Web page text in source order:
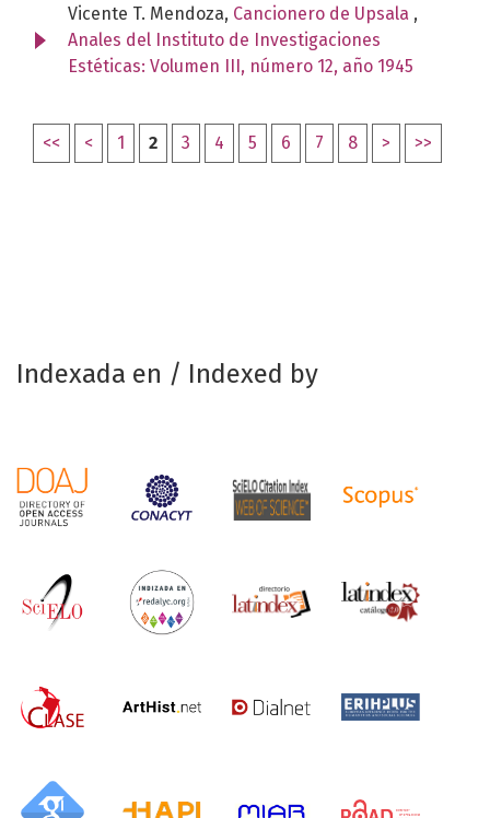
Vicente T. Mendoza, Cancionero de Upsala ,
Anales del Instituto de Investigaciones
Estéticas: Volumen III, número 12, año 1945
<< < 1 2 3 4 5 6 7 8 > >>
Indexada en / Indexed by